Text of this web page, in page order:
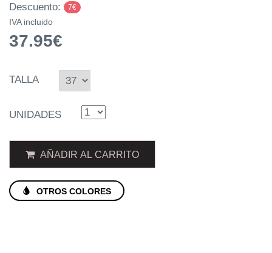
Descuento:
7€
IVA incluido
37.95€
TALLA
UNIDADES
AÑADIR AL CARRITO
OTROS COLORES